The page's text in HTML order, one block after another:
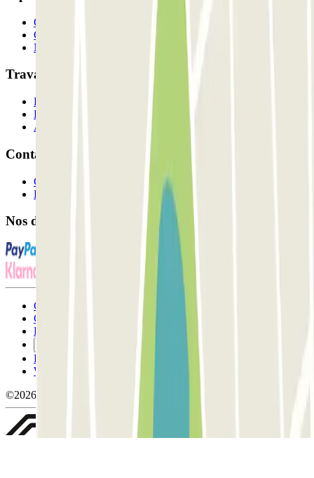
Qui sommes-nous ?
Comment ça marche?
Nos parkings
Travaillons ensemble?
Professionnels
Fournisseur de parking
Affiliés
Contact
Contactez-nous
FAQ
Nos différents modes de paiement:
Conditions générales d'utilisation et contrat
Conditions d'annulation
Politique relative aux cookies
Politique de confidentialité
Whistleblowing
©2026 Parclick. Tous droits réservés